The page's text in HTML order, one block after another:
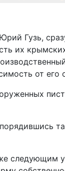
Гузь,
их
от его
следующим